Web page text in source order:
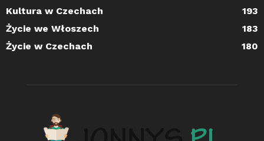
Kultura w Czechach
193
Życie we Włoszech
183
Życie w Czechach
180